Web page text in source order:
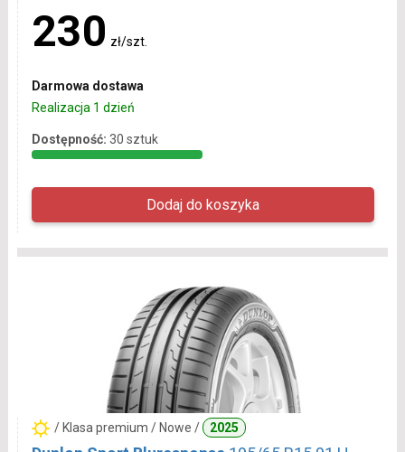
230 zł/szt.
Darmowa dostawa
Realizacja 1 dzień
Dostępność: 30 sztuk
/ Klasa premium / Nowe / 2025